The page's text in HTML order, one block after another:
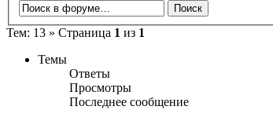
Тем: 13 » Страница 1 из 1
Темы
Ответы
Просмотры
Последнее сообщение